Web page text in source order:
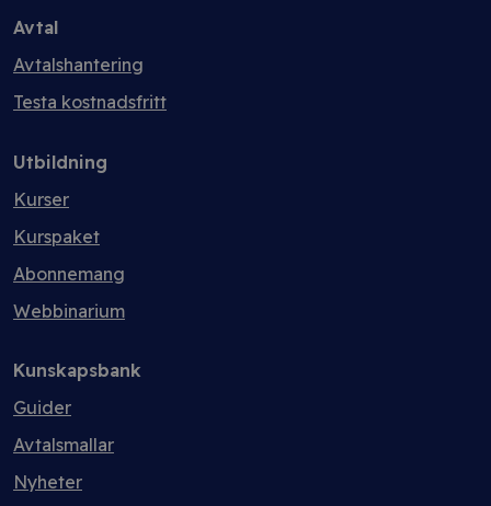
Avtal
Avtalshantering
Testa kostnadsfritt
Utbildning
Kurser
Kurspaket
Abonnemang
Webbinarium
Kunskapsbank
Guider
Avtalsmallar
Nyheter